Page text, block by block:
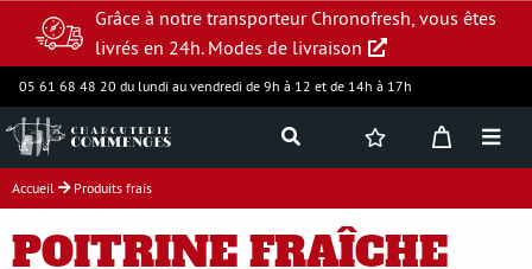
Grâce à notre transporteur Chronofresh, vous êtes
livrés en 24h. Modes de livraison
05 61 68 48 20 du lundi au vendredi de 9h à 12 et de 14h à 17h
Jambon supérieur
Accueil Produits frais
POITRINE FRAÎCHE